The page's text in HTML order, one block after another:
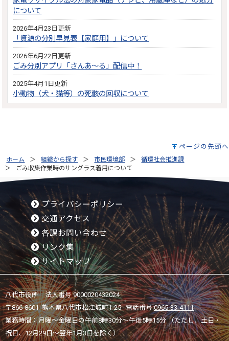
について
2026年4月23日更新
「資源の分別早見表【家庭用】」について
2026年6月22日更新
ごみ分別アプリ「さんあ～る」配信中！
2025年4月1日更新
小動物（犬・猫等）の死骸の回収について
ページの先頭へ
ホーム 組織から探す 市民環境部
循環社会推進課
ごみ収集作業時のサングラス着用について
プライバシーポリシー
交通アクセス
各課お問い合わせ
リンク集
サイトマップ
八代市役所 法人番号 9000020432024
〒866-8601 熊本県八代市松江城町1-25 電話番号:0965-33-4111
業務時間：月曜～金曜日の午前8時30分～午後5時15分 （ただし、土日・
祝日、12月29日～翌年1月3日を除く）